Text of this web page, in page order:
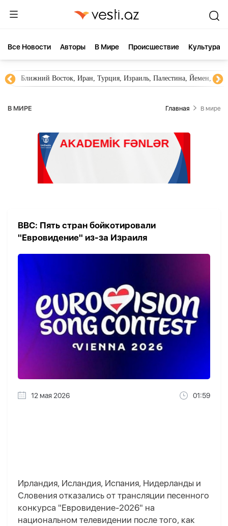
Все Новости Aвторы В Мире Происшествие Культура
Ближний Восток, Иран, Турция, Израиль, Палестина, Йемен,
В МИРЕ Главная В мире
BBC: Пять стран бойкотировали
"Евровидение" из-за Израиля
12 мая 2026 01:59
Ирландия, Исландия, Испания, Нидерланды и
Словения отказались от трансляции песенного
конкурса "Евровидение-2026" на
национальном телевидении после того, как